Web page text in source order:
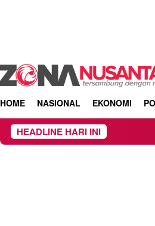
HOME NASIONAL EKONOMI
HEADLINE HARI INI Owner